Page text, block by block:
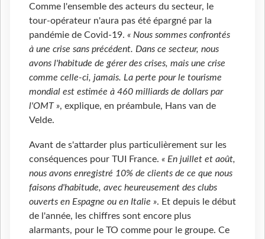
Comme l'ensemble des acteurs du secteur, le
tour-opérateur n'aura pas été épargné par la
pandémie de Covid-19. « Nous sommes confrontés
à une crise sans précédent. Dans ce secteur, nous
avons l'habitude de gérer des crises, mais une crise
comme celle-ci, jamais. La perte pour le tourisme
mondial est estimée à 460 milliards de dollars par
l'OMT », explique, en préambule, Hans van de
Velde.
Avant de s'attarder plus particulièrement sur les
conséquences pour TUI France. « En juillet et août,
nous avons enregistré 10% de clients de ce que nous
faisons d'habitude, avec heureusement des clubs
ouverts en Espagne ou en Italie ». Et depuis le début
de l'année, les chiffres sont encore plus
alarmants, pour le TO comme pour le groupe. Ce